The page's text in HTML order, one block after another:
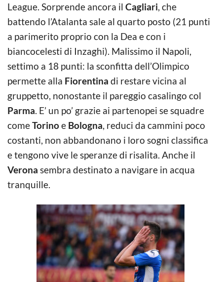
League. Sorprende ancora il Cagliari, che
battendo l’Atalanta sale al quarto posto (21 punti
a parimerito proprio con la Dea e con i
biancocelesti di Inzaghi). Malissimo il Napoli,
settimo a 18 punti: la sconfitta dell’Olimpico
permette alla Fiorentina di restare vicina al
gruppetto, nonostante il pareggio casalingo col
Parma. E’ un po’ grazie ai partenopei se squadre
comeTorinoe Bologna, reduci da cammini poco
costanti, non abbandonano i loro sogni classifica
e tengono vive le speranze di risalita. Anche il
Verona sembra destinato a navigare in acqua
tranquille.